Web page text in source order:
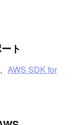
ト
AWS SDK for